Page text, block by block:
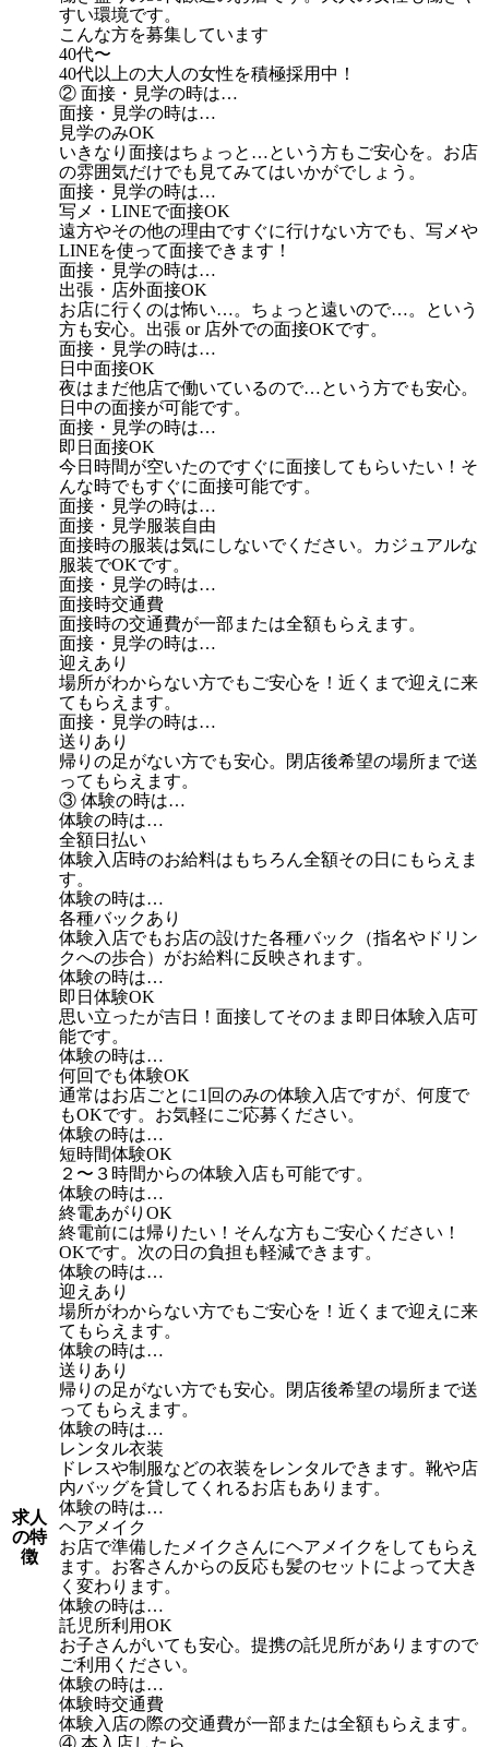
求人
の特
徴
すい環境です。
こんな方を募集しています
40代〜
40代以上の大人の女性を積極採用中！
② 面接・見学の時は…
面接・見学の時は…
見学のみOK
いきなり面接はちょっと…という方もご安心を。お店
の雰囲気だけでも見てみてはいかがでしょう。
面接・見学の時は…
写メ・LINEで面接OK
遠方やその他の理由ですぐに行けない方でも、写メや
LINEを使って面接できます！
面接・見学の時は…
出張・店外面接OK
お店に行くのは怖い…。ちょっと遠いので…。という
方も安心。出張 or 店外での面接OKです。
面接・見学の時は…
日中面接OK
夜はまだ他店で働いているので…という方でも安心。
日中の面接が可能です。
面接・見学の時は…
即日面接OK
今日時間が空いたのですぐに面接してもらいたい！そ
んな時でもすぐに面接可能です。
面接・見学の時は…
面接・見学服装自由
面接時の服装は気にしないでください。カジュアルな
服装でOKです。
面接・見学の時は…
面接時交通費
面接時の交通費が一部または全額もらえます。
面接・見学の時は…
迎えあり
場所がわからない方でもご安心を！近くまで迎えに来
てもらえます。
面接・見学の時は…
送りあり
帰りの足がない方でも安心。閉店後希望の場所まで送
ってもらえます。
③ 体験の時は…
体験の時は…
全額日払い
体験入店時のお給料はもちろん全額その日にもらえま
す。
体験の時は…
各種バックあり
体験入店でもお店の設けた各種バック（指名やドリン
クへの歩合）がお給料に反映されます。
体験の時は…
即日体験OK
思い立ったが吉日！面接してそのまま即日体験入店可
能です。
体験の時は…
何回でも体験OK
通常はお店ごとに1回のみの体験入店ですが、何度で
もOKです。お気軽にご応募ください。
体験の時は…
短時間体験OK
２〜３時間からの体験入店も可能です。
体験の時は…
終電あがりOK
終電前には帰りたい！そんな方もご安心ください！
OKです。次の日の負担も軽減できます。
体験の時は…
迎えあり
場所がわからない方でもご安心を！近くまで迎えに来
てもらえます。
体験の時は…
送りあり
帰りの足がない方でも安心。閉店後希望の場所まで送
ってもらえます。
体験の時は…
レンタル衣装
ドレスや制服などの衣装をレンタルできます。靴や店
内バッグを貸してくれるお店もあります。
体験の時は…
ヘアメイク
お店で準備したメイクさんにヘアメイクをしてもらえ
ます。お客さんからの反応も髪のセットによって大き
く変わります。
体験の時は…
託児所利用OK
お子さんがいても安心。提携の託児所がありますので
ご利用ください。
体験の時は…
体験時交通費
体験入店の際の交通費が一部または全額もらえます。
④ 本入店したら…